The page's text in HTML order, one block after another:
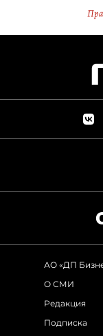
АО «ДП
О СМИ
Редакция
Подписка